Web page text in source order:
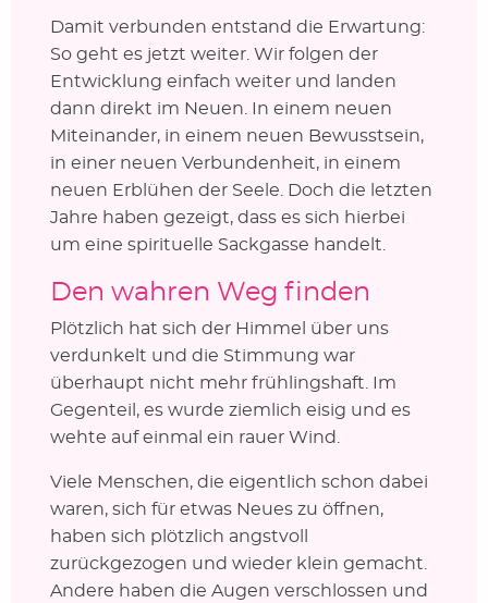
Damit verbunden entstand die Erwartung:
So geht es jetzt weiter. Wir folgen der
Entwicklung einfach weiter und landen
dann direkt im Neuen. In einem neuen
Miteinander, in einem neuen Bewusstsein,
in einer neuen Verbundenheit, in einem
neuen Erblühen der Seele. Doch die letzten
Jahre haben gezeigt, dass es sich hierbei
um eine spirituelle Sackgasse handelt.
Den wahren Weg finden
Plötzlich hat sich der Himmel über uns
verdunkelt und die Stimmung war
überhaupt nicht mehr frühlingshaft. Im
Gegenteil, es wurde ziemlich eisig und es
wehte auf einmal ein rauer Wind.
Viele Menschen, die eigentlich schon dabei
waren, sich für etwas Neues zu öffnen,
haben sich plötzlich angstvoll
zurückgezogen und wieder klein gemacht.
Andere haben die Augen verschlossen und